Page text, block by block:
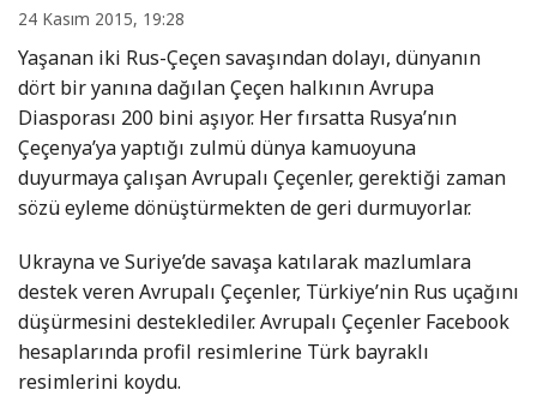
24 Kasım 2015, 19:28
Yaşanan iki Rus-Çeçen savaşından dolayı, dünyanın
dört bir yanına dağılan Çeçen halkının Avrupa
Diasporası 200 bini aşıyor. Her fırsatta Rusya’nın
Çeçenya’ya yaptığı zulmü dünya kamuoyuna
duyurmaya çalışan Avrupalı Çeçenler, gerektiği zaman
sözü eyleme dönüştürmekten de geri durmuyorlar.
Ukrayna ve Suriye’de savaşa katılarak mazlumlara
destek veren Avrupalı Çeçenler, Türkiye’nin Rus uçağını
düşürmesini desteklediler. Avrupalı Çeçenler Facebook
hesaplarında profil resimlerine Türk bayraklı
resimlerini koydu.